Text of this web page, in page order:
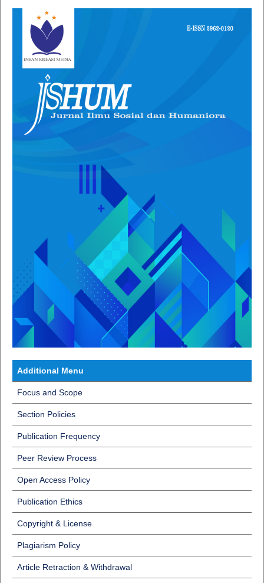
Additional Menu
Focus and Scope
Section Policies
Publication Frequency
Peer Review Process
Open Access Policy
Publication Ethics
Copyright & License
Plagiarism Policy
Article Retraction & Withdrawal